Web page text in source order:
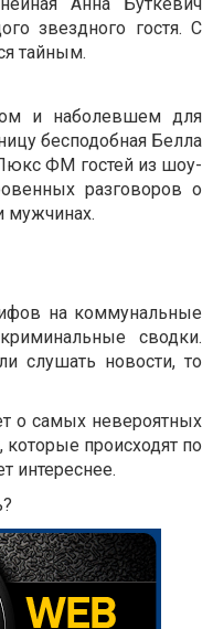
Анна Буткевич
звездного гостя. С
тайным.
и наболевшем для
бесподобная Белла
ФМ гостей из шоу-
разговоров о
мужчинах.
на коммунальные
сводки.
слушать новости, то
о самых невероятных
которые происходят по
интереснее.